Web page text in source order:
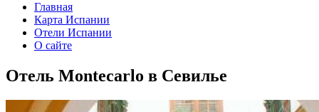
Главная
Карта Испании
Отели Испании
О сайте
Отель Montecarlo в Севилье